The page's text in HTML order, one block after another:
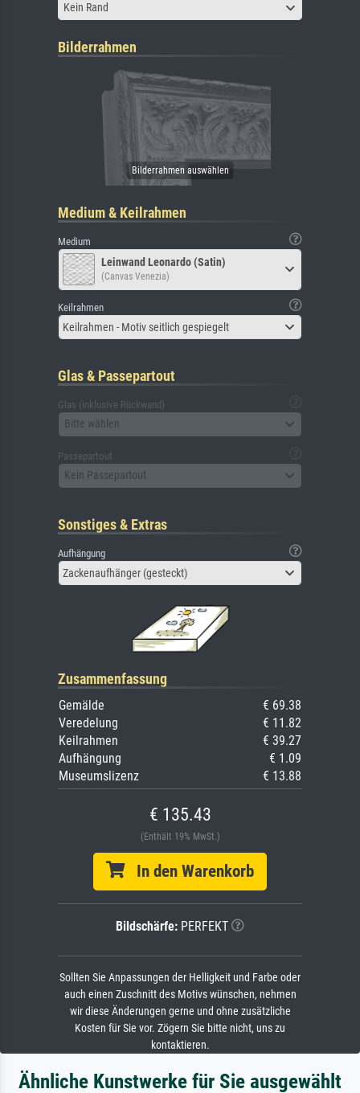
Kein Rand
Bilderrahmen
Medium & Keilrahmen
Medium
Leinwand Leonardo (Satin)
(Canvas Venezia)
Keilrahmen
Keilrahmen - Motiv seitlich gespiegelt
Glas & Passepartout
Glas (inklusive Rückwand)
Bitte wählen
Passepartout
Kein Passepartout
Sonstiges & Extras
Aufhängung
Zackenaufhänger (gesteckt)
Zusammenfassung
Gemälde
€ 69.38
Veredelung
€ 11.82
Keilrahmen
€ 39.27
Aufhängung
€ 1.09
Museumslizenz
€ 13.88
€ 135.43
(Enthält 19% MwSt.)
In den Warenkorb
Bildschärfe: PERFEKT
Sollten Sie Anpassungen der Helligkeit und Farbe oder
auch einen Zuschnitt des Motivs wünschen, nehmen
wir diese Änderungen gerne und ohne zusätzliche
Kosten für Sie vor. Zögern Sie bitte nicht, uns zu
kontaktieren.
Ähnliche Kunstwerke für Sie ausgewählt